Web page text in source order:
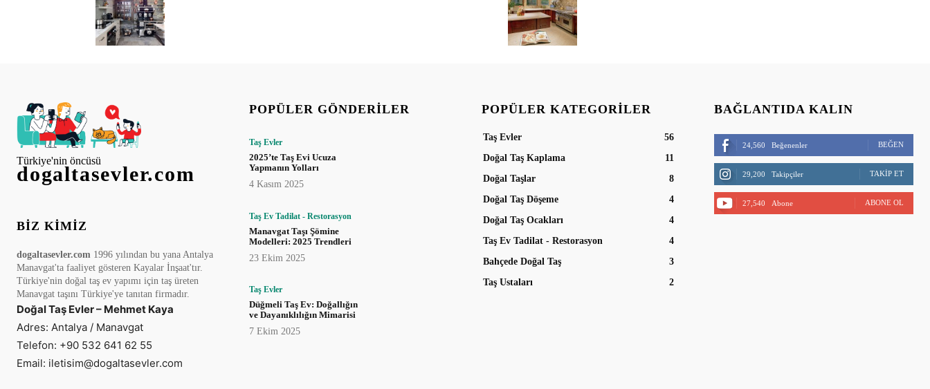
Türkiye'nin öncüsü
dogaltasevler.com
BIZ KIMIZ
dogaltasevler.com 1996 yılından bu yana Antalya
Manavgat'ta faaliyet gösteren Kayalar İnşaat'tır.
Türkiye'nin doğal taş ev yapımı için taş üreten
Manavgat taşını Türkiye'ye tanıtan firmadır.
Doğal Taş Evler – Mehmet Kaya
Adres: Antalya / Manavgat
Telefon: +90 532 641 62 55
Email: iletisim@dogaltasevler.com
POPÜLER GÖNDERILER
Taş Evler
2025’te Taş Evi Ucuza
Yapmanın Yolları
4 Kasım 2025
Taş Ev Tadilat - Restorasyon
Manavgat Taşı Şömine
Modelleri: 2025 Trendleri
23 Ekim 2025
Taş Evler
Düğmeli Taş Ev: Doğallığın
ve Dayanıklılığın Mimarisi
7 Ekim 2025
POPÜLER KATEGORILER
Taş Evler
56
Doğal Taş Kaplama
11
Doğal Taşlar
8
Doğal Taş Döşeme
4
Doğal Taş Ocakları
4
Taş Ev Tadilat - Restorasyon
4
Bahçede Doğal Taş
3
Taş Ustaları
2
BAĞLANTIDA KALIN
24,560 Beğenenler BEĞEN
29,200 Takipçiler TAKIP ET
27,540 Abone ABONE OL